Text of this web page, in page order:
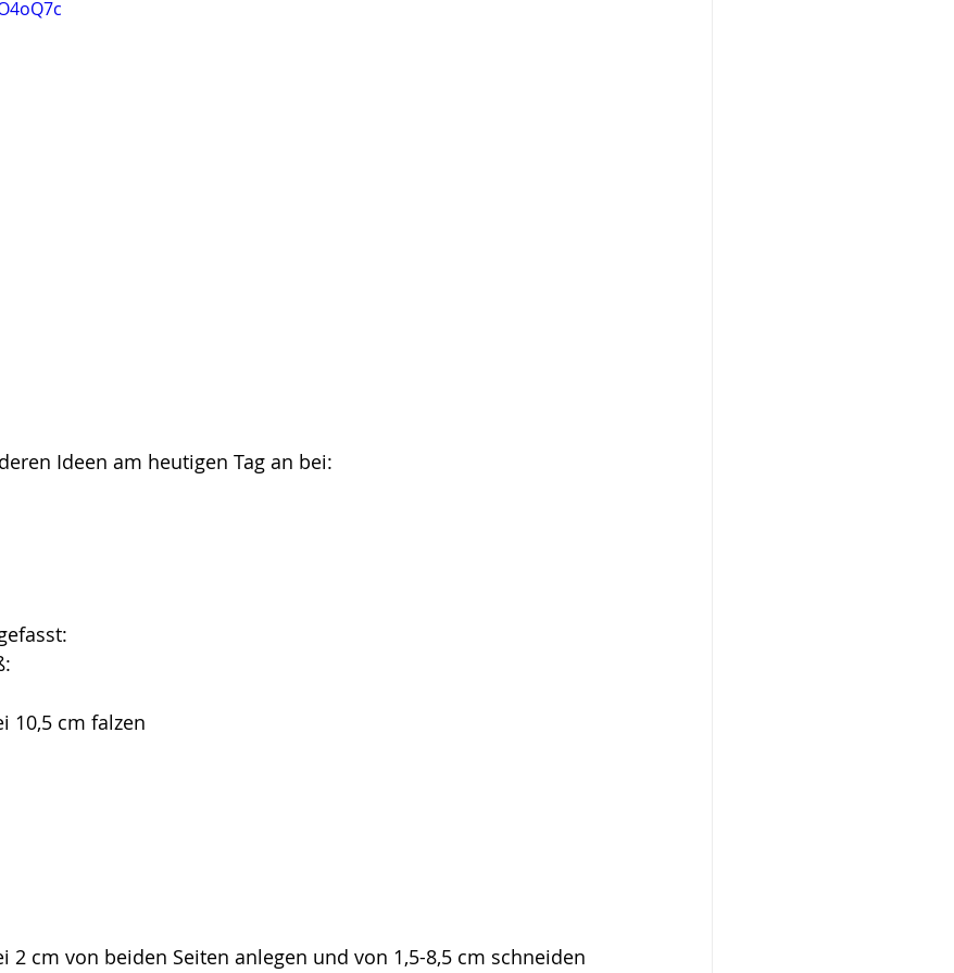
Ideen am heutigen Tag an bei:
10,5 cm falzen
2 cm von beiden Seiten anlegen und von 1,5-8,5 cm schneiden